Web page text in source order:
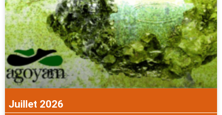
Juillet 2026